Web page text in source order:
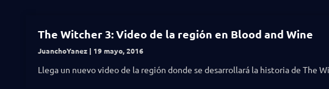
The Witcher 3: Video de la región en Blood and Wine
JuanchoYanez 19 mayo, 2016
Llega un nuevo video de la región donde se desarrollará la historia de The